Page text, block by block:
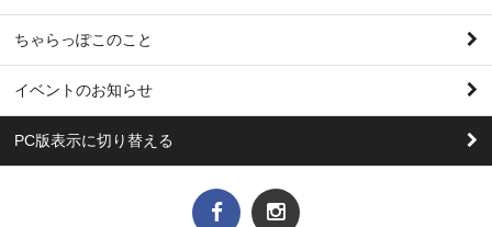
ちゃらっぽこのこと
イベントのお知らせ
PC版表示に切り替える